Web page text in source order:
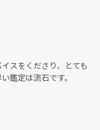
スをくださり、とても
鑑定は流石です。